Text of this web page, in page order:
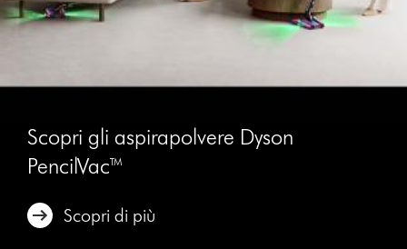
Scopri gli aspirapolvere Dyson
PencilVac™
Scopri di più